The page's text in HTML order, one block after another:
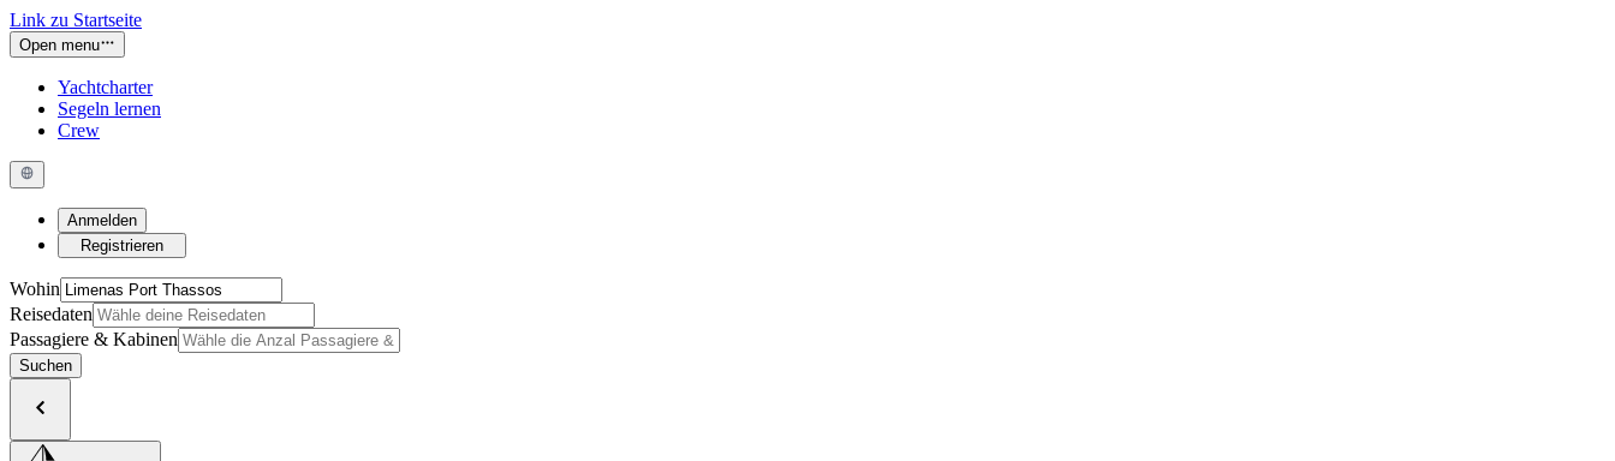
Link zu Startseite
Open menu
Yachtcharter
Segeln lernen
Crew
Anmelden
Registrieren
Wohin
Reisedaten
Passagiere & Kabinen
Suchen